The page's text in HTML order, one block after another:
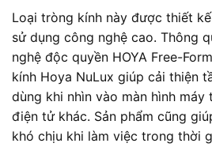
Loại tròng kính này được thiết
sử dụng công nghệ cao. Thông
nghệ độc quyền HOYA Free-
kính Hoya NuLux giúp cải thiện
dùng khi nhìn vào màn hình
điện tử khác. Sản phẩm cũng
khó chịu khi làm việc trong thời